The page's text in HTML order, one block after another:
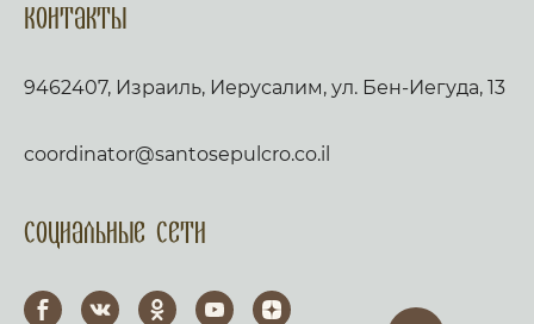
Контакты
9462407, Израиль, Иерусалим, ул. Бен-Иегуда, 13
coordinator@santosepulcro.co.il
Социальные сети